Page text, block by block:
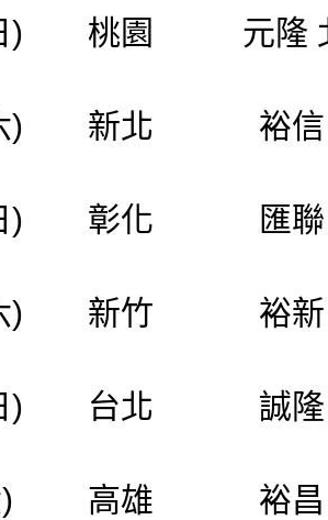
) 桃園 元隆
) 新北 裕
) 彰化 匯
) 新竹 裕
) 台北 誠
高雄 裕